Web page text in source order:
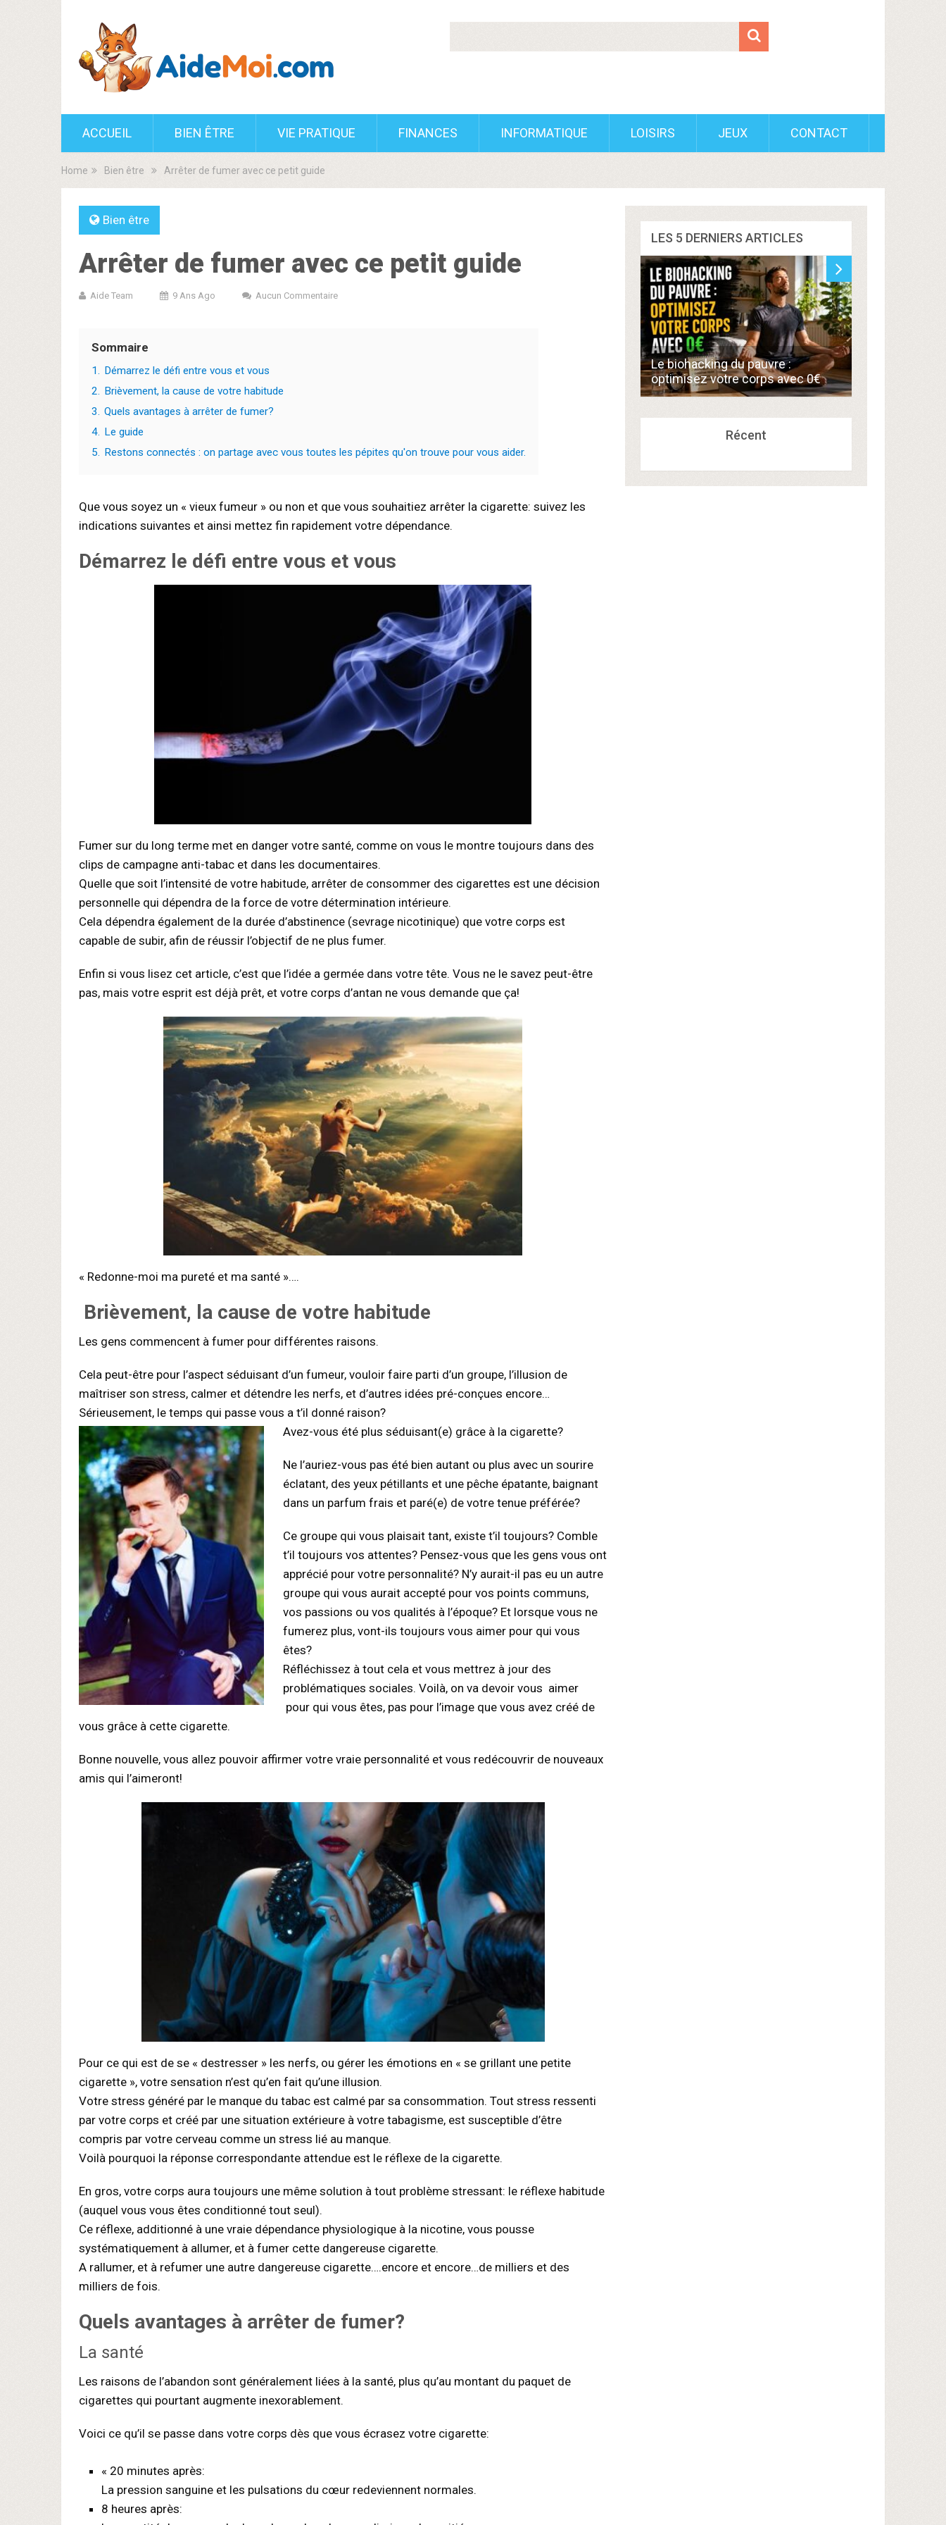
ACCUEIL BIEN ÊTRE VIE PRATIQUE FINANCES INFORMATIQUE LOISIRS JEUX CONTACT
Home Bien être Arrêter de fumer avec ce petit guide
Bien être
Arrêter de fumer avec ce petit guide
Aide Team 9 Ans Ago Aucun Commentaire
Sommaire
1. Démarrez le défi entre vous et vous
2. Brièvement, la cause de votre habitude
3. Quels avantages à arrêter de fumer?
4. Le guide
5. Restons connectés : on partage avec vous toutes les pépites qu'on trouve pour vous aider.
Que vous soyez un « vieux fumeur » ou non et que vous souhaitiez arrêter la cigarette: suivez les
indications suivantes et ainsi mettez fin rapidement votre dépendance.
Démarrez le défi entre vous et vous
Fumer sur du long terme met en danger votre santé, comme on vous le montre toujours dans des
clips de campagne anti-tabac et dans les documentaires.
Quelle que soit l’intensité de votre habitude, arrêter de consommer des cigarettes est une décision
personnelle qui dépendra de la force de votre détermination intérieure.
Cela dépendra également de la durée d’abstinence (sevrage nicotinique) que votre corps est
capable de subir, afin de réussir l’objectif de ne plus fumer.
Enfin si vous lisez cet article, c’est que l’idée a germée dans votre tête. Vous ne le savez peut-être
pas, mais votre esprit est déjà prêt, et votre corps d’antan ne vous demande que ça!
« Redonne-moi ma pureté et ma santé »….
Brièvement, la cause de votre habitude
Les gens commencent à fumer pour différentes raisons.
Cela peut-être pour l’aspect séduisant d’un fumeur, vouloir faire parti d’un groupe, l’illusion de
maîtriser son stress, calmer et détendre les nerfs, et d’autres idées pré-conçues encore…
Sérieusement, le temps qui passe vous a t’il donné raison?
Avez-vous été plus séduisant(e) grâce à la cigarette?
Ne l’auriez-vous pas été bien autant ou plus avec un sourire
éclatant, des yeux pétillants et une pêche épatante, baignant
dans un parfum frais et paré(e) de votre tenue préférée?
Ce groupe qui vous plaisait tant, existe t’il toujours? Comble
t’il toujours vos attentes? Pensez-vous que les gens vous ont
apprécié pour votre personnalité? N’y aurait-il pas eu un autre
groupe qui vous aurait accepté pour vos points communs,
vos passions ou vos qualités à l’époque? Et lorsque vous ne
fumerez plus, vont-ils toujours vous aimer pour qui vous
êtes?
Réfléchissez à tout cela et vous mettrez à jour des
problématiques sociales. Voilà, on va devoir vous aimer
pour qui vous êtes, pas pour l’image que vous avez créé de
vous grâce à cette cigarette.
Bonne nouvelle, vous allez pouvoir affirmer votre vraie personnalité et vous redécouvrir de nouveaux
amis qui l’aimeront!
Pour ce qui est de se « destresser » les nerfs, ou gérer les émotions en « se grillant une petite
cigarette », votre sensation n’est qu’en fait qu’une illusion.
Votre stress généré par le manque du tabac est calmé par sa consommation. Tout stress ressenti
par votre corps et créé par une situation extérieure à votre tabagisme, est susceptible d’être
compris par votre cerveau comme un stress lié au manque.
Voilà pourquoi la réponse correspondante attendue est le réflexe de la cigarette.
En gros, votre corps aura toujours une même solution à tout problème stressant: le réflexe habitude
(auquel vous vous êtes conditionné tout seul).
Ce réflexe, additionné à une vraie dépendance physiologique à la nicotine, vous pousse
systématiquement à allumer, et à fumer cette dangereuse cigarette.
A rallumer, et à refumer une autre dangereuse cigarette….encore et encore…de milliers et des
milliers de fois.
Quels avantages à arrêter de fumer?
La santé
Les raisons de l’abandon sont généralement liées à la santé, plus qu’au montant du paquet de
cigarettes qui pourtant augmente inexorablement.
Voici ce qu’il se passe dans votre corps dès que vous écrasez votre cigarette:
« 20 minutes après:
La pression sanguine et les pulsations du cœur redeviennent normales.
8 heures après:
LES 5 DERNIERS ARTICLES
Le biohacking du pauvre :
optimisez votre corps avec 0€
Récent